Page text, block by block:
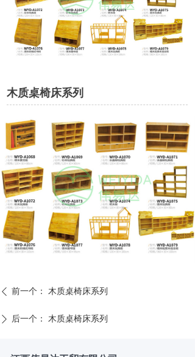
木质桌椅床系列
ꄴ 前一个： 木质桌椅床系列
ꄲ 后一个： 木质桌椅床系列